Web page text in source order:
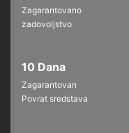
Zagarantovano
zadovoljstvo
10 Dana
Zagarantovan
Povrat sredstava